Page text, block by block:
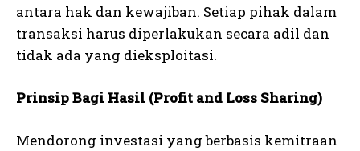
antara hak dan kewajiban. Setiap pihak dalam
transaksi harus diperlakukan secara adil dan
tidak ada yang dieksploitasi.
Prinsip Bagi Hasil (Profit and Loss Sharing)
Mendorong investasi yang berbasis kemitraan